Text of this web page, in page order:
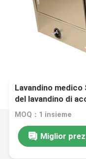
Lavandino medico
del lavandino di
dell'officina con i
MOQ：1 insieme
Miglior